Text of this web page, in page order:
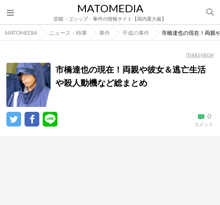
MATOMEDIA
芸能・ゴシップ・事件の情報サイト【国内最大級】
MATOMEDIA ニュース・時事 事件 平成の事件 市橋達也の現在！両親
maasyacw
市橋達也の現在！両親や彼女＆逃亡生活
や殺人動機など総まとめ
0
コメント